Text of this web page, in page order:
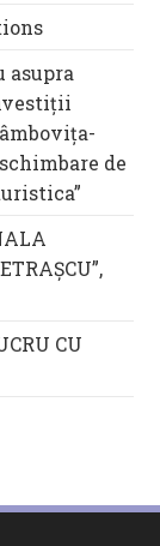
asupra
de
CU